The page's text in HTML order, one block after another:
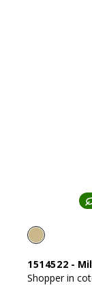
1514522 -
Shopper in